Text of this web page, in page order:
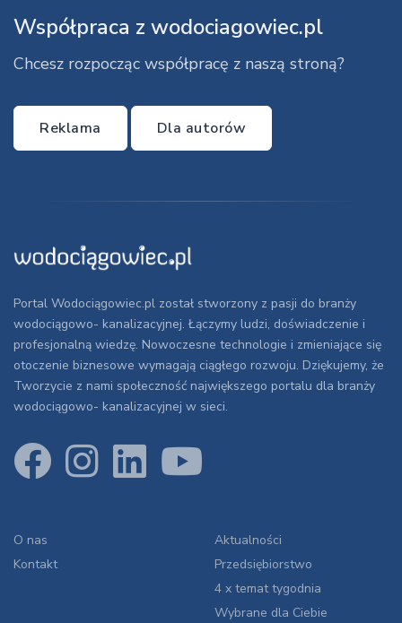
Współpraca z wodociagowiec.pl
Chcesz rozpocząc współpracę z naszą stroną?
Reklama Dla autorów
Portal Wodociągowiec.pl został stworzony z pasji do branży
wodociągowo- kanalizacyjnej. Łączymy ludzi, doświadczenie i
profesjonalną wiedzę. Nowoczesne technologie i zmieniające się
otoczenie biznesowe wymagają ciągłego rozwoju. Dziękujemy, że
Tworzycie z nami społeczność największego portalu dla branży
wodociągowo- kanalizacyjnej w sieci.
O nas
Kontakt
Aktualności
Przedsiębiorstwo
4 x temat tygodnia
Wybrane dla Ciebie